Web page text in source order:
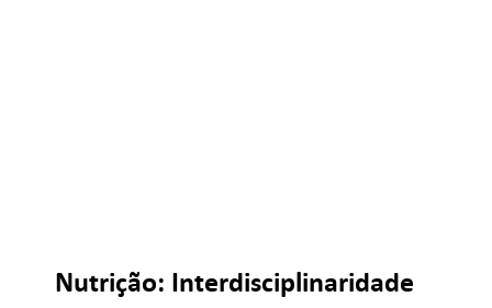
Nutrição: Interdisciplinaridade